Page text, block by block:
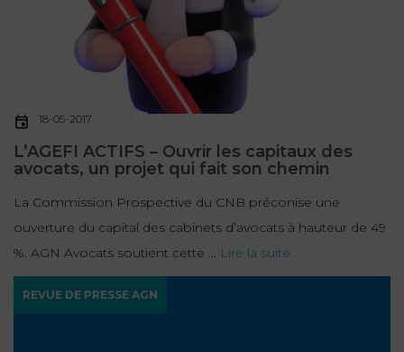
18-05-2017
L’AGEFI ACTIFS – Ouvrir les capitaux des
avocats, un projet qui fait son chemin
La Commission Prospective du CNB préconise une
ouverture du capital des cabinets d’avocats à hauteur de 49
%. AGN Avocats soutient cette ... Lire la suite
REVUE DE PRESSE AGN